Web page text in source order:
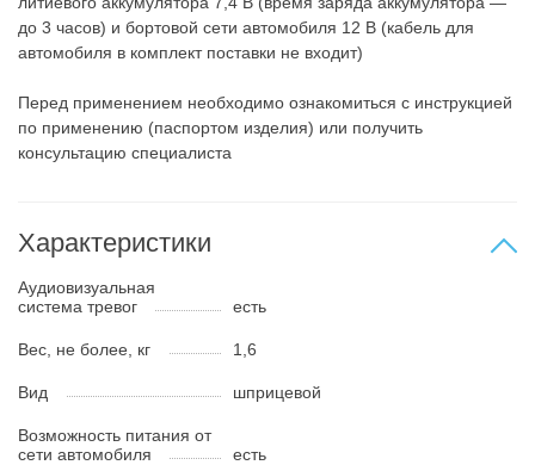
до 3 часов) и бортовой сети автомобиля 12 В (кабель для
автомобиля в комплект поставки не входит)
Перед применением необходимо ознакомиться с инструкцией
по применению (паспортом изделия) или получить
консультацию специалиста
Характеристики
Аудиовизуальная
система тревог
есть
Вес, не более, кг 1,6
Вид шприцевой
Возможность питания от
сети автомобиля
есть